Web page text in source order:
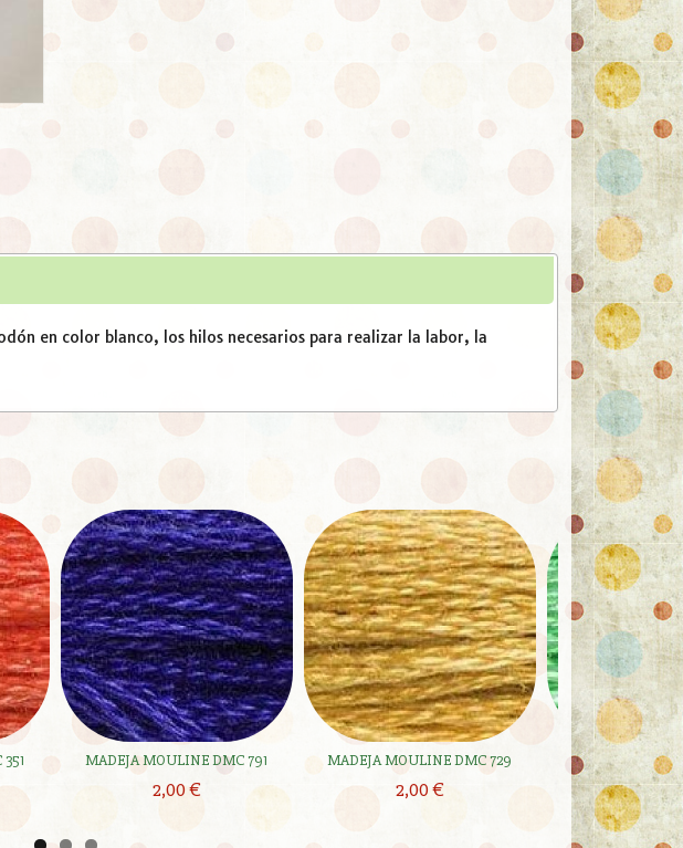
en color blanco, los hilos necesarios para realizar la labor, la
MADEJA MOULINE DMC 791
2,00 €
MADEJA MOULINE DMC 729
2,00 €
MADEJA
2,00